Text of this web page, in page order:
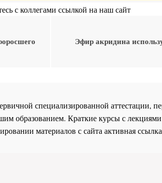
с коллегами ссылкой на наш сайт
Эфир акридина
специализированной
образованием. Краткие курсы с
материалов с сайта активная